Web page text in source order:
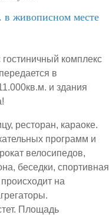
в живописном месте
комплекс
в
и здания
ресторан, караоке.
программ и
велосипедов,
беседки, спортивная
на
Площадь